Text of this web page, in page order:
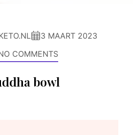
3 MAART 2023
COMMENTS
bowl